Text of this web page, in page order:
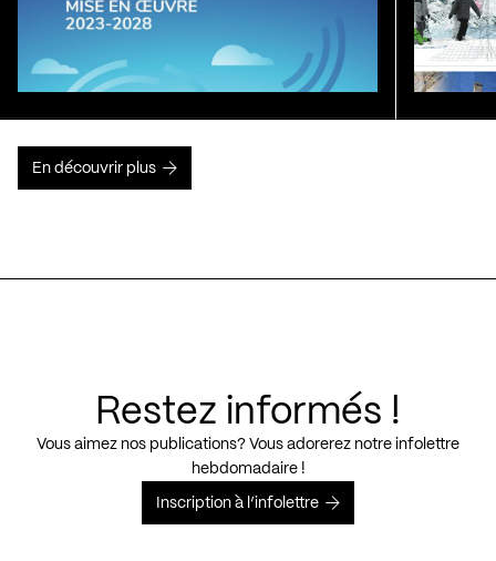
En découvrir plus
Restez informés !
Vous aimez nos publications? Vous adorerez notre infolettre
hebdomadaire !
Inscription à l’infolettre